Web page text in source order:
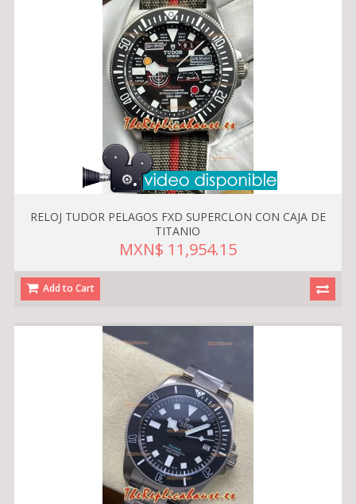
RELOJ TUDOR PELAGOS FXD SUPERCLON CON CAJA DE
TITANIO
MXN$ 11,954.15
Add to Cart